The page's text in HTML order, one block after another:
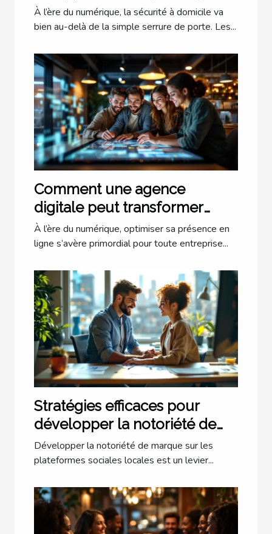
domicile ?
À l’ère du numérique, la sécurité à domicile va
bien au-delà de la simple serrure de porte. Les...
Comment une agence
digitale peut transformer
votre présence en ligne ?
À l’ère du numérique, optimiser sa présence en
ligne s’avère primordial pour toute entreprise...
Stratégies efficaces pour
développer la notoriété de
marque via les plateformes
sociales locales
Développer la notoriété de marque sur les
plateformes sociales locales est un levier...